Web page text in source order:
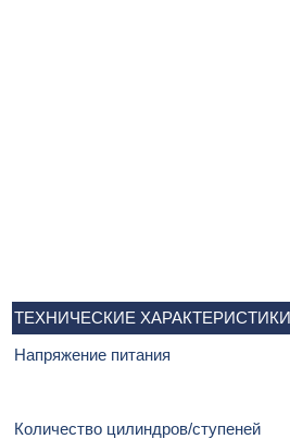
ТЕХНИЧЕСКИЕ ХАРАКТЕРИСТИКИ
Напряжение питания
Количество цилиндров/ступеней